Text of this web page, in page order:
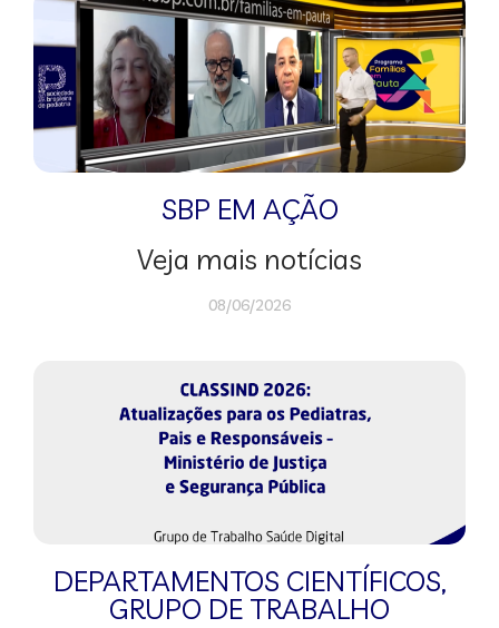
SBP EM AÇÃO
Veja mais notícias
08/06/2026
DEPARTAMENTOS CIENTÍFICOS,
GRUPO DE TRABALHO